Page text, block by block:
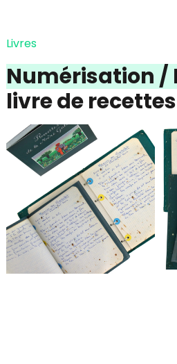
Livres
Numérisation /
livre de recettes